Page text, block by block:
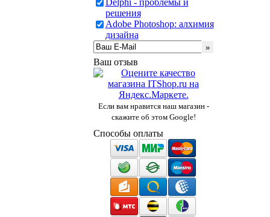
Delphi - проблемы и
решения
Adobe Photoshop: алхимия
дизайна
Ваш отзыв
Если вам нравится наш магазин -
скажите об этом Google!
Способы оплаты